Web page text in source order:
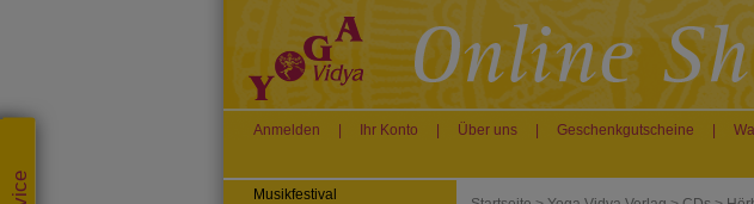
Anmelden Ihr Konto Über uns Geschenkgutscheine
Musikfestival